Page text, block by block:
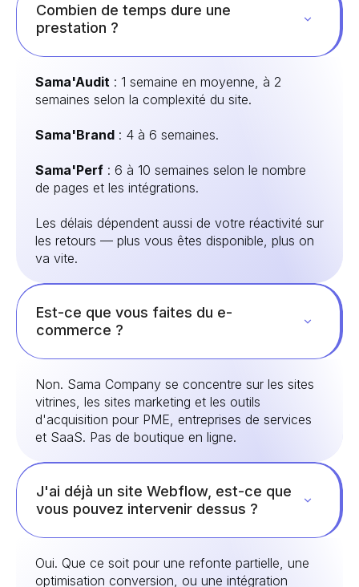
Combien de temps dure une
prestation ?
Sama'Audit : 1 semaine en moyenne, à 2
semaines selon la complexité du site.
Sama'Brand : 4 à 6 semaines.
Sama'Perf : 6 à 10 semaines selon le nombre
de pages et les intégrations.
Les délais dépendent aussi de votre réactivité sur
les retours — plus vous êtes disponible, plus on
va vite.
Est-ce que vous faites du e-
commerce ?
Non. Sama Company se concentre sur les sites
vitrines, les sites marketing et les outils
d'acquisition pour PME, entreprises de services
et SaaS. Pas de boutique en ligne.
J'ai déjà un site Webflow, est-ce que
vous pouvez intervenir dessus ?
Oui. Que ce soit pour une refonte partielle, une
optimisation conversion, ou une intégration